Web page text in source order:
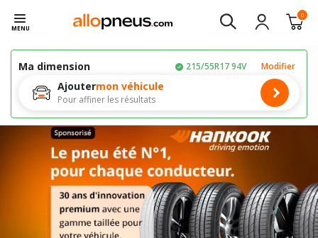
MENU
0
Ma dimension 215/55R17 94V Modifier
Ajoutermon véhicule
Pour affiner les résultats